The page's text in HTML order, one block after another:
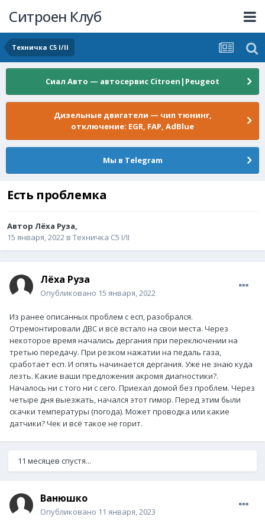
Ситроен Клуб
Техничка C5 I/II
Сиал Авто — автосервис Citroen|Peugeot
Дизельные двигатели — чип тюнинг,
отключение: EGR, FAP, AdBlue
Мы в Telegram
Есть проблемка
Автор Лёха Руза,
15 января, 2022 в Техничка C5 I/II
Лёха Руза
Опубликовано 15 января, 2022
Из ранее описанных проблем с есп, разобрался.
Отремонтировали ДВС и всё встало на свои места. Через
некоторое время начались дергания при переключении на
третью передачу. При резком нажатии на педаль газа,
сработает есп. И опять начинается дергания. Уже не знаю куда
лезть. Какие ваши предложения акромя диагностики?.
Началось ни с того ни с сего. Приехал домой без проблем. Через
четыре дня выезжать, начался этот гимор. Перед этим были
скачки температуры (погода). Может проводка или какие
датчики? Чек и всё такое не горит.
11 месяцев спустя...
Ванюшко
Опубликовано 11 января, 2023